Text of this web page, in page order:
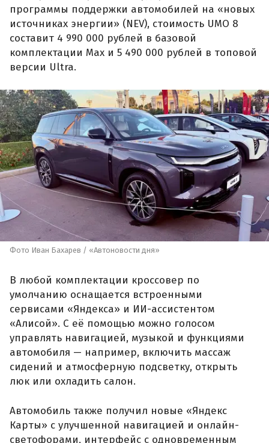
программы поддержки автомобилей на «новых
источниках энергии» (NEV), стоимость UMO 8
составит 4 990 000 рублей в базовой
комплектации Max и 5 490 000 рублей в топовой
версии Ultra.
Фото Иван Бахарев / «Автоновости дня»
В любой комплектации кроссовер по
умолчанию оснащается встроенными
сервисами «Яндекса» и ИИ-ассистентом
«Алисой». С её помощью можно голосом
управлять навигацией, музыкой и функциями
автомобиля — например, включить массаж
сидений и атмосферную подсветку, открыть
люк или охладить салон.
Автомобиль также получил новые «Яндекс
Карты» с улучшенной навигацией и онлайн-
светофорами, интерфейс с одновременным